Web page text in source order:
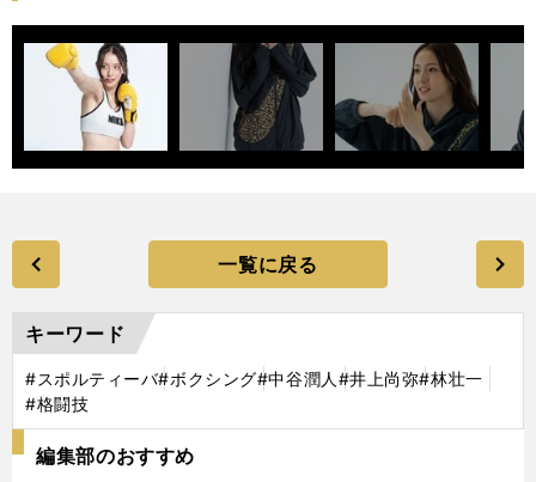
一覧に戻る
キーワード
#スポルティーバ#ボクシング#中谷潤人 #井上尚弥#林壮一
#格闘技
編集部のおすすめ